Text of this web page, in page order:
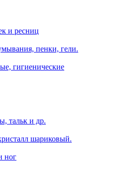
и ресниц
пенки, гели.
гигиенические
тальк и др.
шариковый.
ног